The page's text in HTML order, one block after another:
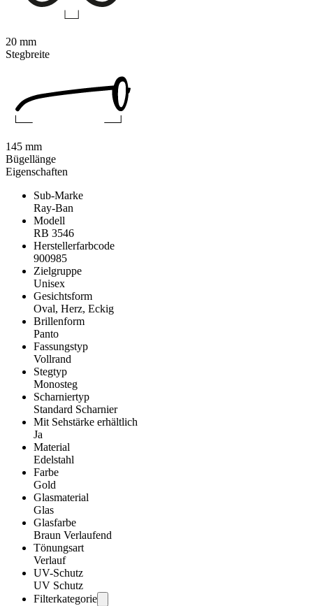
Eigenschaften
Sub-Marke
Ray-Ban
Modell
RB 3546
Herstellerfarbcode
900985
Zielgruppe
Unisex
Gesichtsform
Oval, Herz, Eckig
Brillenform
Panto
Fassungstyp
Vollrand
Stegtyp
Monosteg
Scharniertyp
Standard Scharnier
Mit Sehstärke erhältlich
Ja
Material
Edelstahl
Farbe
Gold
Glasmaterial
Glas
Glasfarbe
Braun Verlaufend
Tönungsart
Verlauf
UV-Schutz
UV Schutz
Filterkategorie
20 mm
Stegbreite
145 mm
Bügellänge